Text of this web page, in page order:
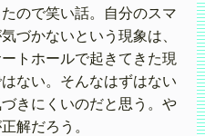
ので笑い話。自分のスマ
づかないという現象は、
トホールで起きてきた現
ない。そんなはずはない
きにくいのだと思う。や
解だろう。